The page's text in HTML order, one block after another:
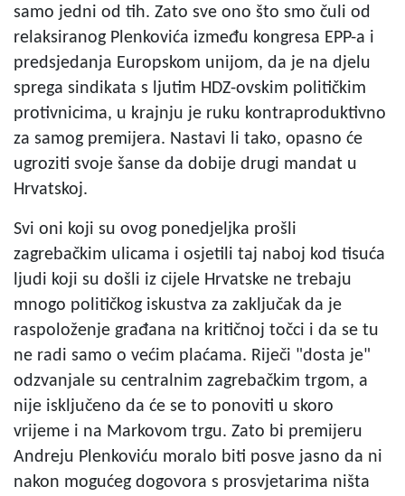
samo jedni od tih. Zato sve ono što smo čuli od
relaksiranog Plenkovića između kongresa EPP-a i
predsjedanja Europskom unijom, da je na djelu
sprega sindikata s ljutim HDZ-ovskim političkim
protivnicima, u krajnju je ruku kontraproduktivno
za samog premijera. Nastavi li tako, opasno će
ugroziti svoje šanse da dobije drugi mandat u
Hrvatskoj.
Svi oni koji su ovog ponedjeljka prošli
zagrebačkim ulicama i osjetili taj naboj kod tisuća
ljudi koji su došli iz cijele Hrvatske ne trebaju
mnogo političkog iskustva za zaključak da je
raspoloženje građana na kritičnoj točci i da se tu
ne radi samo o većim plaćama. Riječi "dosta je"
odzvanjale su centralnim zagrebačkim trgom, a
nije isključeno da će se to ponoviti u skoro
vrijeme i na Markovom trgu. Zato bi premijeru
Andreju Plenkoviću moralo biti posve jasno da ni
nakon mogućeg dogovora s prosvjetarima ništa